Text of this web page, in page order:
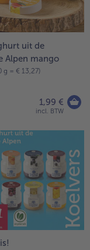
uit de
Alpen mango
g = € 13,27)
1,99 €
incl. BTW